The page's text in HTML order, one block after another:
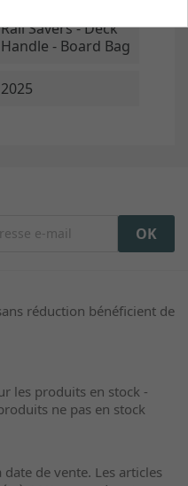
Rail Savers - Deck
Handle - Board Bag
2025
réduction bénéficient de
les produits en stock -
ne pas en stock
de vente. Les articles